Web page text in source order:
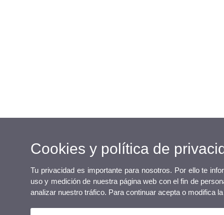
Cookies y política de
Tu privacidad es importante para nosotros. Por ello te
uso y medición de nuestra página web con el fin de
analizar nuestro tráfico. Para continuar acepta o modifica